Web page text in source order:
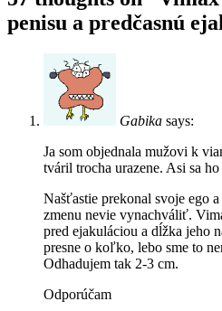
penisu a predčasnú
Gabika says:
Ja som objednala mužovi k
tváril trocha urazene. Asi sa
Našťastie prekonal svoje ego
zmenu nevie vynachváliť.
pred ejakuláciou a dĺžka jeho
presne o koľko, lebo sme to
Odhadujem tak 2-3 cm.
Odporúčam